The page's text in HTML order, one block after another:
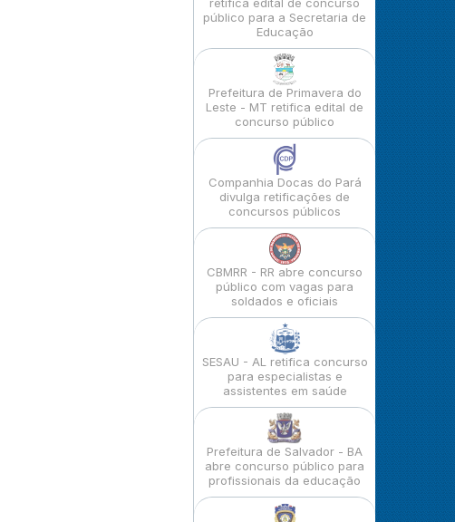
público para a Secretaria de
Educação
Prefeitura de Primavera do
Leste - MT retifica edital de
concurso público
Companhia Docas do Pará
divulga retificações de
concursos públicos
CBMRR - RR abre concurso
público com vagas para
soldados e oficiais
SESAU - AL retifica concurso
para especialistas e
assistentes em saúde
Prefeitura de Salvador - BA
abre concurso público para
profissionais da educação